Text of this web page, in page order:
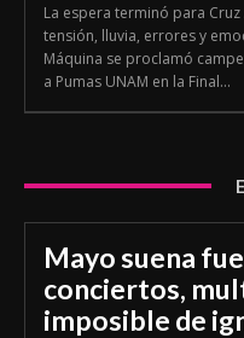
La espera terminó para
tensión, lluvia, errores y
Máquina se proclamó
a Pumas UNAM en la Final...
Mayo suena
conciertos,
imposible de